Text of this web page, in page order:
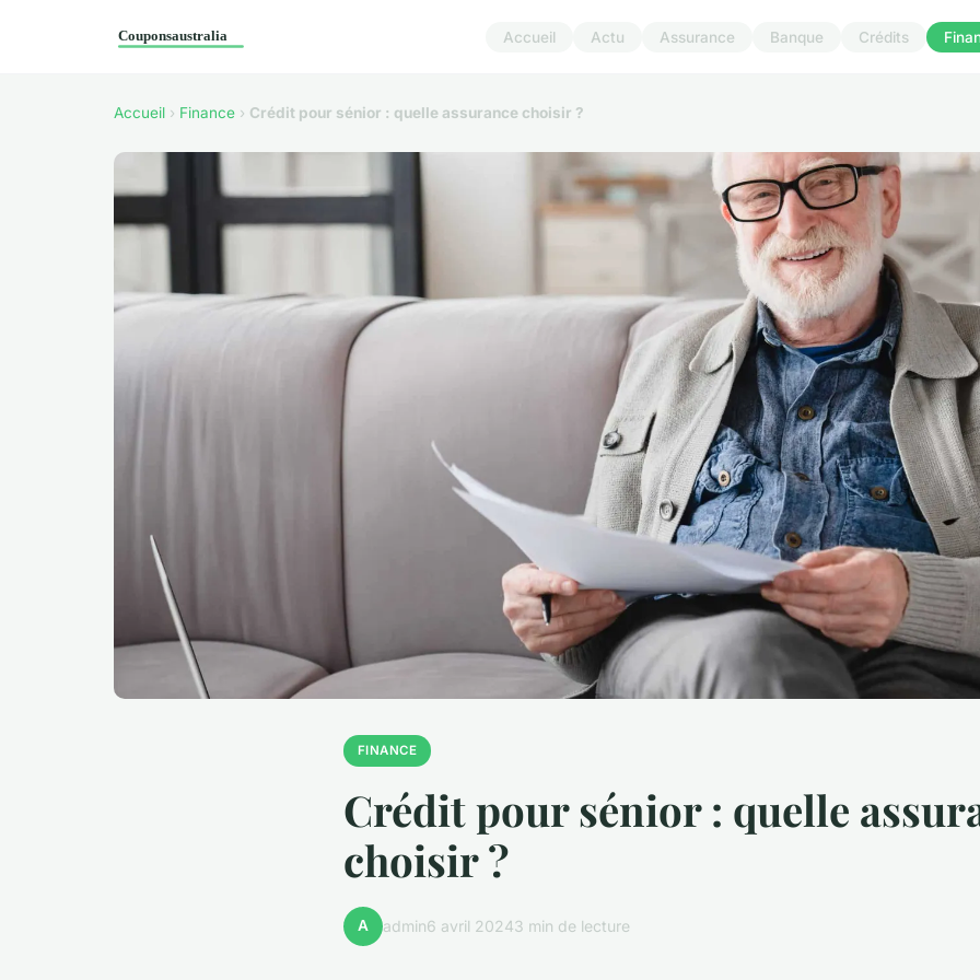
Accueil Actu Assurance Banque Crédits
Accueil › Finance › Crédit pour sénior : quelle assurance choisir ?
FINANCE
Crédit pour sénior : quelle
choisir ?
A admin6 avril 20243 min de lecture